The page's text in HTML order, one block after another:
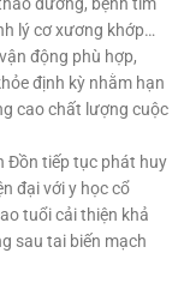
lý cơ xương khớp…
động phù hợp,
định kỳ nhằm hạn
cao chất lượng cuộc
Đồn tiếp tục phát huy
đại với y học cổ
tuổi cải thiện khả
sau tai biến mạch